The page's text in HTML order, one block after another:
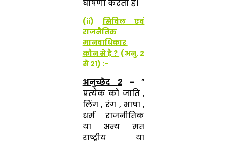
घोषणा करता है।
(ii) सिविल एवं
राजनैतिक
मानवाधिकार
कौन से है ? (अनु. 2
से 21) :-
अनुच्छेद 2–”
प्रत्येक को जाति ,
लिंग , रंग , भाषा ,
धर्म राजनीतिक
या अन्य मत
राष्ट्रीय या